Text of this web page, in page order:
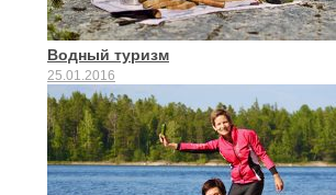
Водный туризм
25.01.2016